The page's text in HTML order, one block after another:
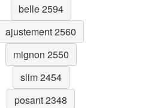
belle 2594
ajustement 2560
mignon 2550
slim 2454
posant 2348